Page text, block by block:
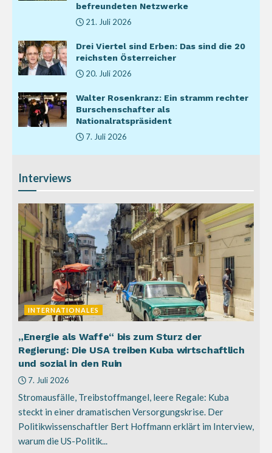
befreundeten Netzwerke
21. Juli 2026
Drei Viertel sind Erben: Das sind die 20
reichsten Österreicher
20. Juli 2026
Walter Rosenkranz: Ein stramm rechter
Burschenschafter als
Nationalratspräsident
7. Juli 2026
Interviews
INTERNATIONALES
„Energie als Waffe“ bis zum Sturz der
Regierung: Die USA treiben Kuba wirtschaftlich
und sozial in den Ruin
7. Juli 2026
Stromausfälle, Treibstoffmangel, leere Regale: Kuba
steckt in einer dramatischen Versorgungskrise. Der
Politikwissenschaftler Bert Hoffmann erklärt im Interview,
warum die US-Politik...